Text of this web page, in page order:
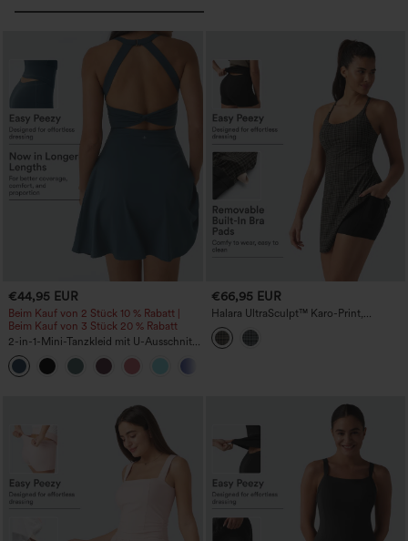
€44,95 EUR
Beim Kauf von 2 Stück 10 % Rabatt |
Beim Kauf von 3 Stück 20 % Rabatt
2-in-1-Mini-Tanzkleid mit U-Ausschnitt,
rückenfrei, verdrehter Ausschnitt,
Seitentasche-Easy Peezy
€66,95 EUR
Halara UltraSculpt™ Karo-Print,
integrierter BH, 2-in-1 Mini-Tanz-
Active-Kleid mit Taschen - Easy-Peezy-
Edition